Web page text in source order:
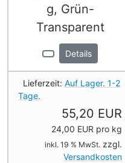
g, Grün-
Transparent
Details
Lieferzeit: Auf Lager. 1-2
Tage.
55,20 EUR
24,00 EUR pro kg
inkl. 19 % MwSt. zzgl.
Versandkosten